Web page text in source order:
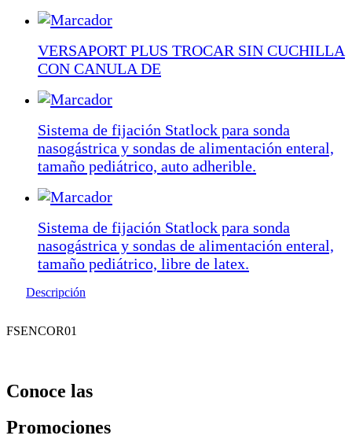
VERSAPORT PLUS TROCAR SIN CUCHILLA
CON CANULA DE
Sistema de fijación Statlock para sonda
nasogástrica y sondas de alimentación enteral,
tamaño pediátrico, auto adherible.
Sistema de fijación Statlock para sonda
nasogástrica y sondas de alimentación enteral,
tamaño pediátrico, libre de latex.
Descripción
FSENCOR01
Conoce las
Promociones